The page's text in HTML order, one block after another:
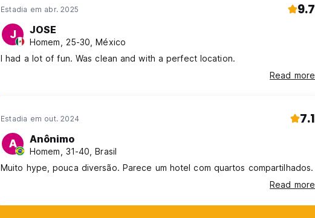
Estadia em abr. 2025 9.7
J JOSE
Homem, 25-30, México
I had a lot of fun. Was clean and with a perfect location.
Read more
Estadia em out. 2024 7.1
A Anônimo
Homem, 31-40, Brasil
Muito hype, pouca diversão. Parece um hotel com quartos compartilhados.
Read more